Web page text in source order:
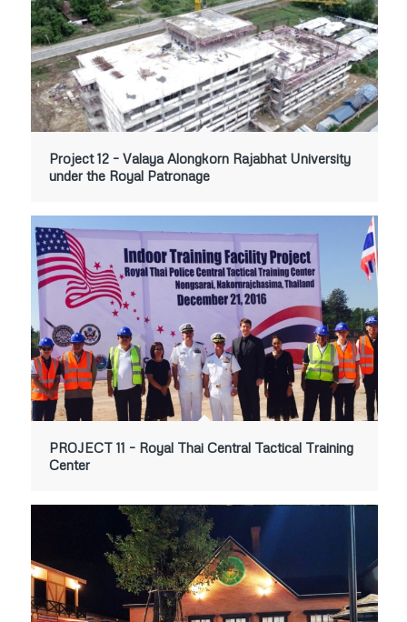
Project 12 – Valaya Alongkorn Rajabhat University
under the Royal Patronage
PROJECT 11 – Royal Thai Central Tactical Training
Center